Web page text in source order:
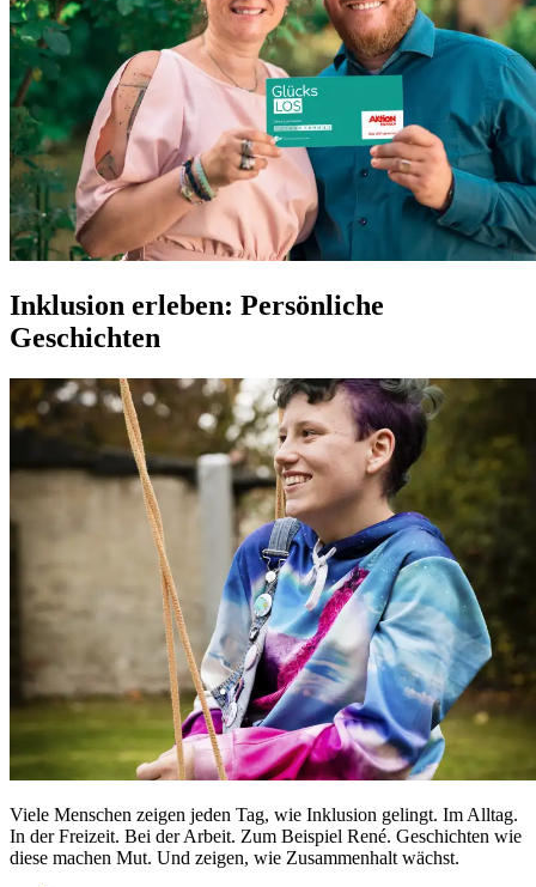
Inklusion erleben: Persönliche
Geschichten
Viele Menschen zeigen jeden Tag, wie Inklusion gelingt. Im Alltag.
In der Freizeit. Bei der Arbeit. Zum Beispiel René. Geschichten wie
diese machen Mut. Und zeigen, wie Zusammenhalt wächst.